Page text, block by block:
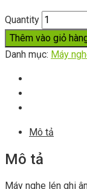
Quantity
Thêm vào giỏ
Danh mục: Máy
Mô tả
Mô tả
Máy nghe lén ghi